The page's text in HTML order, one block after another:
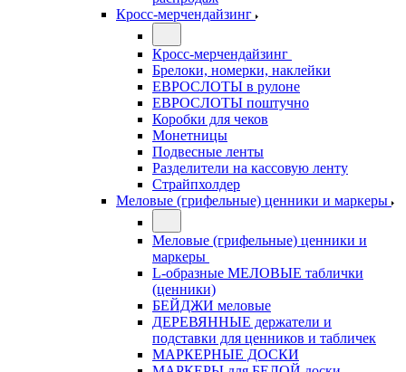
Кросс-мерчендайзинг
Кросс-мерчендайзинг
Брелоки, номерки, наклейки
ЕВРОСЛОТЫ в рулоне
ЕВРОСЛОТЫ поштучно
Коробки для чеков
Монетницы
Подвесные ленты
Разделители на кассовую ленту
Страйпхолдер
Меловые (грифельные) ценники и маркеры
Меловые (грифельные) ценники и
маркеры
L-образные МЕЛОВЫЕ таблички
(ценники)
БЕЙДЖИ меловые
ДЕРЕВЯННЫЕ держатели и
подставки для ценников и табличек
МАРКЕРНЫЕ ДОСКИ